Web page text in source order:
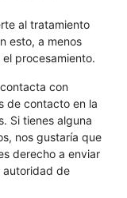
al tratamiento
esto, a menos
procesamiento.
con
de contacto en la
Si tienes alguna
nos gustaría que
derecho a enviar
autoridad de